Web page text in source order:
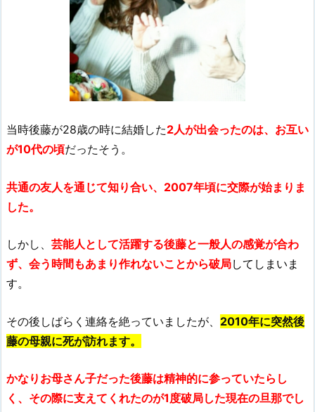
当時後藤が28歳の時に結婚した2人が出会ったのは、お互い
が10代の頃だったそう。
共通の友人を通じて知り合い、2007年頃に交際が始まりま
した。
しかし、 芸能人として活躍する後藤と一般人の感覚が合わ
ず、会う時間もあまり作れないことから破局してしまいま
す。
その後しばらく連絡を絶っていましたが、 2010年に突然後
藤の母親に死が訪れます。
かなりお母さん子だった後藤は精神的に参っていたらし
く、その際に支えてくれたのが1度破局した現在の旦那でし